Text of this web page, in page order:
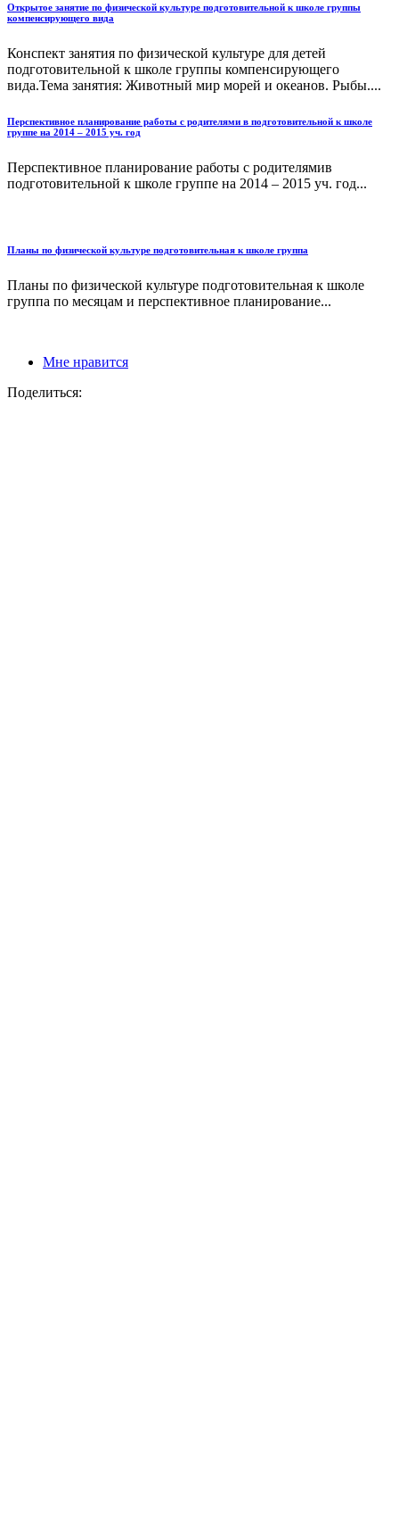
Открытое занятие по физической культуре подготовительной к школе группы
компенсирующего вида
Конспект занятия по физической культуре для детей
подготовительной к школе группы компенсирующего
вида.Тема занятия: Животный мир морей и океанов. Рыбы....
Перспективное планирование работы с родителями в подготовительной к школе
группе на 2014 – 2015 уч. год
Перспективное планирование работы с родителямив
подготовительной к школе группе на 2014 – 2015 уч. год...
Планы по физической культуре подготовительная к школе группа
Планы по физической культуре подготовительная к школе
группа по месяцам и перспективное планирование...
Мне нравится
Поделиться: